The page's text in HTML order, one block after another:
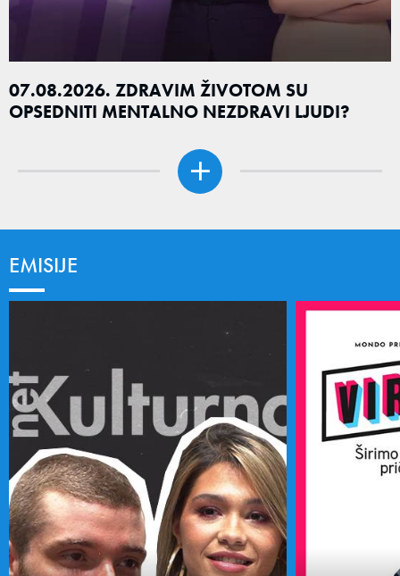
07.08.2026. ZDRAVIM ŽIVOTOM SU
OPSEDNITI MENTALNO NEZDRAVI LJUDI?
EMISIJE